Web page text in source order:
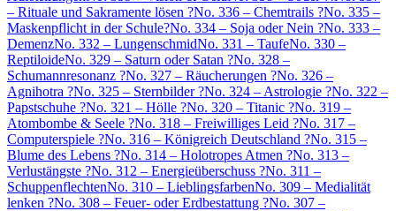
– Rituale und Sakramente lösen ?No. 336 – Chemtrails ?No. 335 –
Maskenpflicht in der Schule?No. 334 – Soja oder Nein ?No. 333 –
DemenzNo. 332 – LungenschmidNo. 331 – TaufeNo. 330 –
ReptiloideNo. 329 – Saturn oder Satan ?No. 328 –
Schumannresonanz ?No. 327 – Räucherungen ?No. 326 –
Agnihotra ?No. 325 – Sternbilder ?No. 324 – Astrologie ?No. 322 –
Papstschuhe ?No. 321 – Hölle ?No. 320 – Titanic ?No. 319 –
Atombombe & Seele ?No. 318 – Freiwilliges Leid ?No. 317 –
Computerspiele ?No. 316 – Königreich Deutschland ?No. 315 –
Blume des Lebens ?No. 314 – Holotropes Atmen ?No. 313 –
Verlustängste ?No. 312 – Energieüberschuss ?No. 311 –
SchuppenflechtenNo. 310 – LieblingsfarbenNo. 309 – Medialität
lenken ?No. 308 – Feuer- oder Erdbestattung ?No. 307 –